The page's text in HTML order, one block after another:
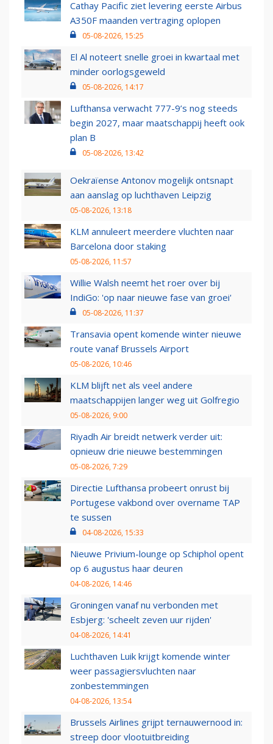
Cathay Pacific ziet levering eerste Airbus
A350F maanden vertraging oplopen
05-08-2026, 15:25
El Al noteert snelle groei in kwartaal met
minder oorlogsgeweld
05-08-2026, 14:17
Lufthansa verwacht 777-9’s nog steeds
begin 2027, maar maatschappij heeft ook
plan B
05-08-2026, 13:42
Oekraïense Antonov mogelijk ontsnapt
aan aanslag op luchthaven Leipzig
05-08-2026, 13:18
KLM annuleert meerdere vluchten naar
Barcelona door staking
05-08-2026, 11:57
Willie Walsh neemt het roer over bij
IndiGo: 'op naar nieuwe fase van groei'
05-08-2026, 11:37
Transavia opent komende winter nieuwe
route vanaf Brussels Airport
05-08-2026, 10:46
KLM blijft net als veel andere
maatschappijen langer weg uit Golfregio
05-08-2026, 9:00
Riyadh Air breidt netwerk verder uit:
opnieuw drie nieuwe bestemmingen
05-08-2026, 7:29
Directie Lufthansa probeert onrust bij
Portugese vakbond over overname TAP
te sussen
04-08-2026, 15:33
Nieuwe Privium-lounge op Schiphol opent
op 6 augustus haar deuren
04-08-2026, 14:46
Groningen vanaf nu verbonden met
Esbjerg: 'scheelt zeven uur rijden'
04-08-2026, 14:41
Luchthaven Luik krijgt komende winter
weer passagiersvluchten naar
zonbestemmingen
04-08-2026, 13:54
Brussels Airlines grijpt ternauwernood in:
streep door vlootuitbreiding